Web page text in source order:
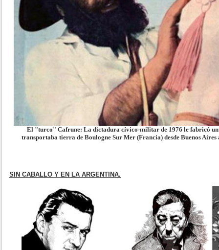
El "turco" Cafrune: La dictadura cívico-militar de 1976 le fabricó un
transportaba tierra de Boulogne Sur Mer (Francia) desde Buenos
SIN CABALLO Y EN LA ARGENTINA.